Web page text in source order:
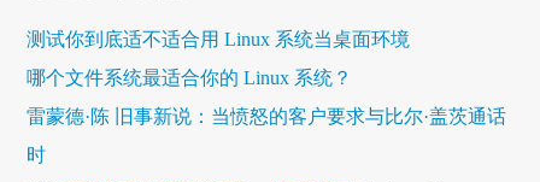
测试你到底适不适合用 Linux 系统当桌面环境
哪个文件系统最适合你的 Linux 系统？
雷蒙德·陈 旧事新说：当愤怒的客户要求与比尔·盖茨通话
时